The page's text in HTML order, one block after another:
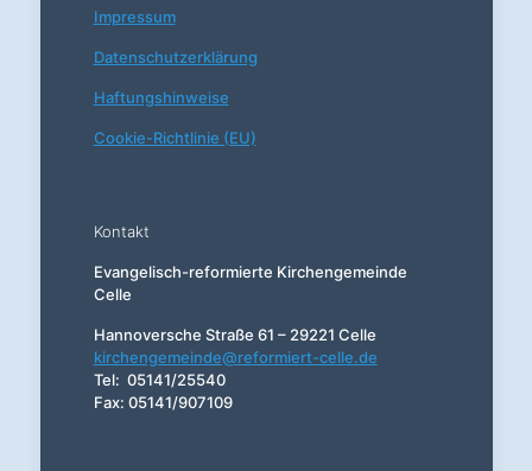
Impressum
Datenschutzerklärung
Haftungshinweise
Cookie-Richtlinie (EU)
Kontakt
Evangelisch-reformierte Kirchengemeinde
Celle
Hannoversche Straße 61 – 29221 Celle
kirchengemeinde@reformiert-celle.de
Tel: 05141/25540
Fax: 05141/907109